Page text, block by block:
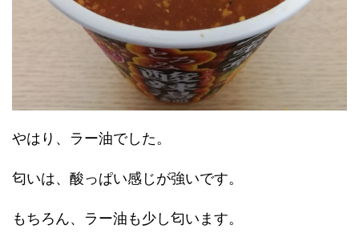
やはり、ラー油でした。
匂いは、酸っぱい感じが強いです。
もちろん、ラー油も少し匂います。